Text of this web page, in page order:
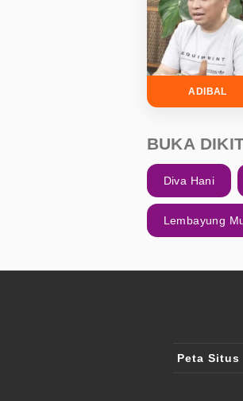
ADIBAL
BUKA
Diva Hani
Lembayung
Peta Situs